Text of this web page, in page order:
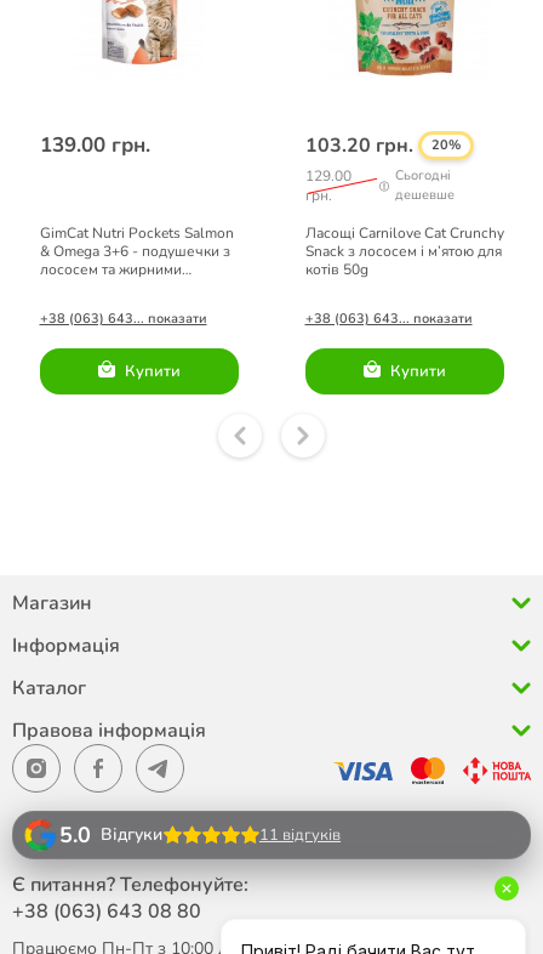
139.00 грн.
GimCat Nutri Pockets Salmon
& Omega 3+6 - подушечки з
лососем та жирними
+38 (063) 643... показати
Купити
103.20 грн. 20%
129.00
грн.
Сьогодні
дешевше
Ласощі Carnilove Cat Crunchy
Snack з лососем і м’ятою для
котів 50g
+38 (063) 643... показати
Купити
Магазин
Інформація
Каталог
Правова інформація
5.0 Відгуки 11 відгуків
Є питання? Телефонуйте:
+38 (063) 643 08 80
Працюємо Пн-Пт з 10:00 до 18:00